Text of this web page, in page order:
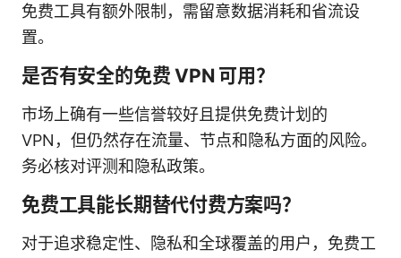
免费工具有额外限制，需留意数据消耗和省流设
置。
是否有安全的免费 VPN 可用？
市场上确有一些信誉较好且提供免费计划的
VPN，但仍然存在流量、节点和隐私方面的风险。
务必核对评测和隐私政策。
免费工具能长期替代付费方案吗？
对于追求稳定性、隐私和全球覆盖的用户，免费工